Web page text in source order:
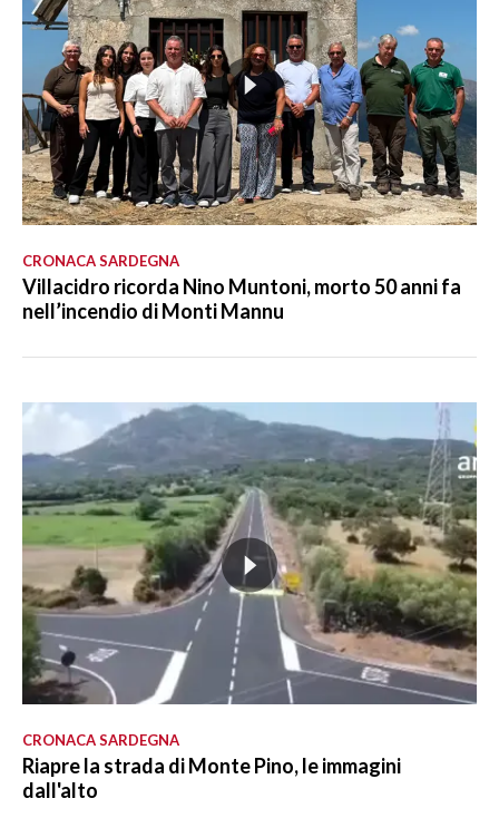
CRONACA SARDEGNA
Villacidro ricorda Nino Muntoni, morto 50 anni fa
nell’incendio di Monti Mannu
CRONACA SARDEGNA
Riapre la strada di Monte Pino, le immagini
dall'alto